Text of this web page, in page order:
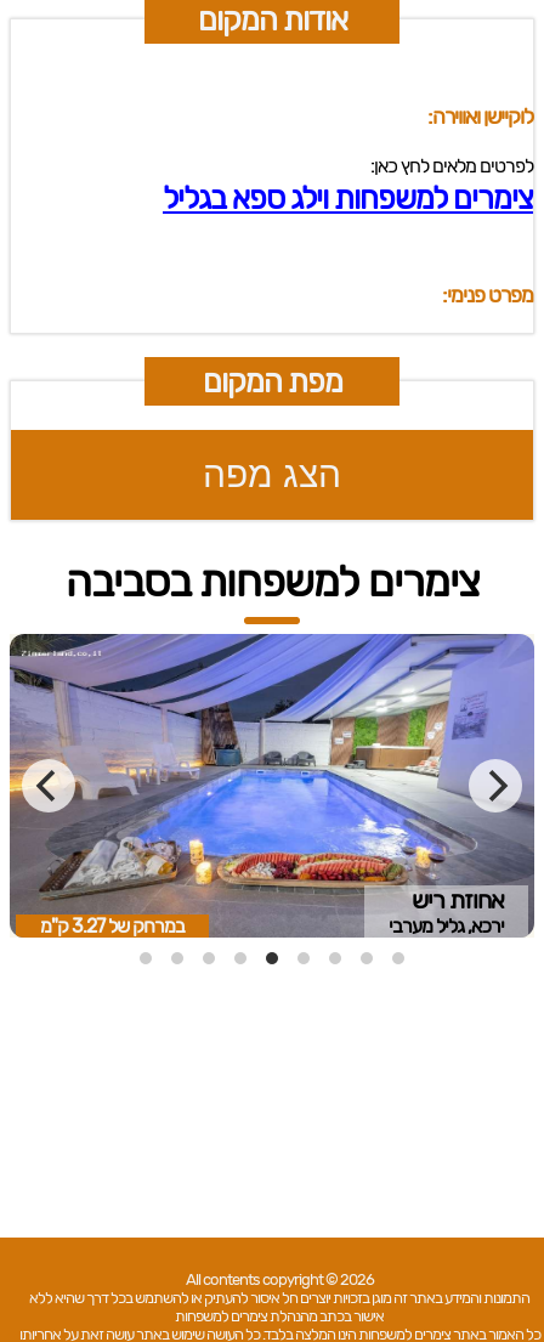
אודות המקום
לוקיישן ואווירה:
לפרטים מלאים לחץ כאן:
צימרים למשפחות וילג ספא בגליל
מפרט פנימי:
מפת המקום
הצג מפה
צימרים למשפחות בסביבה
אחוזת ריש
ירכא, גליל מערבי במרחק של3.27 ק"מ
All contents copyright © 2026
התמונות והמידע באתר זה מוגן בזכויות יוצרים חל איסור להעתיק או להשתמש בכל דרך שהיא ללא
אישור בכתב מהנהלת צימרים למשפחות
כל האמור באתר צימרים למשפחות הינו המלצה בלבד. כל העושה שימוש באתר עושה זאת על אחריותו